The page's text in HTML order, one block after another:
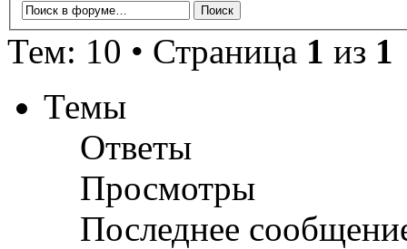
Тем: 10 • Страница 1 из 1
Темы
Ответы
Просмотры
Последнее